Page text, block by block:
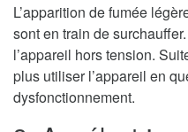
L’apparition de fumée
sont en train de
l’appareil hors tension.
plus utiliser l’appareil en
dysfonctionnement.